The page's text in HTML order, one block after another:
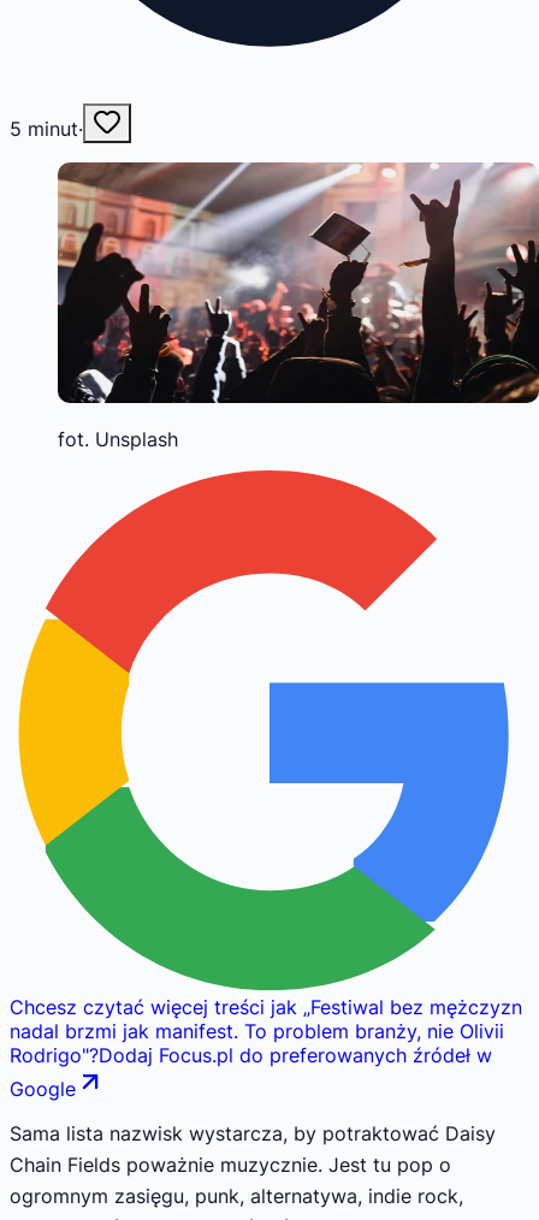
5 minut·
fot. Unsplash
Chcesz czytać więcej treści jak „Festiwal bez mężczyzn
nadal brzmi jak manifest. To problem branży, nie Olivii
Rodrigo"?Dodaj Focus.pl do preferowanych źródeł w
Google
Sama lista nazwisk wystarcza, by potraktować Daisy
Chain Fields poważnie muzycznie. Jest tu pop o
ogromnym zasięgu, punk, alternatywa, indie rock,